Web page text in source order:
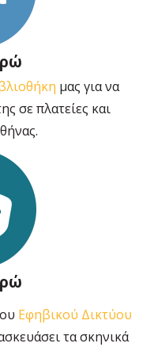
μας για να
σε πλατείες και
Εφηβικού Δικτύου
τα σκηνικά